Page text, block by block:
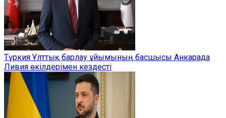
Түркия Ұлттық барлау ұйымының басшысы Анкарада
Ливия өкілдерімен кездесті